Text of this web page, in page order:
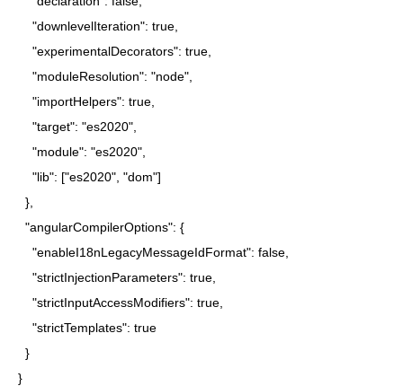
    "downlevelIteration": true,
    "experimentalDecorators": true,
    "moduleResolution": "node",
    "importHelpers": true,
    "target": "es2020",
    "module": "es2020",
    "lib": ["es2020", "dom"]
  },
  "angularCompilerOptions": {
    "enableI18nLegacyMessageIdFormat": false,
    "strictInjectionParameters": true,
    "strictInputAccessModifiers": true,
    "strictTemplates": true
  }
}